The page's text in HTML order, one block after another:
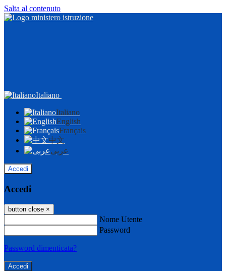
Salta al contenuto
Italiano
Italiano
English
Français
中文
عربى
Accedi
Accedi
button close ×
Nome Utente
Password
Password dimenticata?